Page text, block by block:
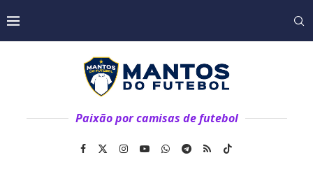
Paixão por camisas de futebol